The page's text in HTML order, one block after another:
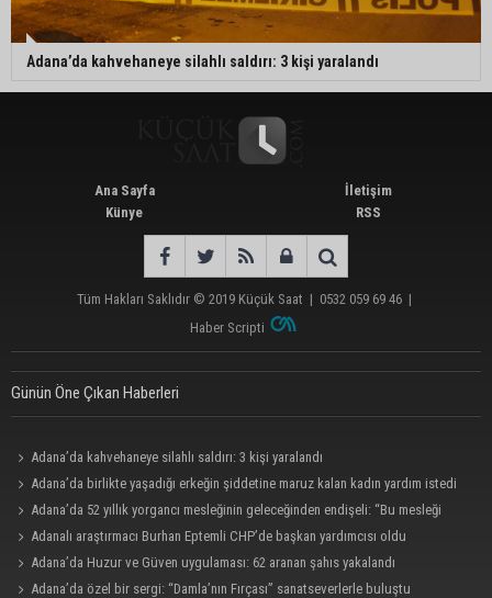
Adana’da kahvehaneye silahlı saldırı: 3 kişi yaralandı
Ana Sayfa
Künye
İletişim
RSS
Tüm Hakları Saklıdır © 2019 Küçük Saat | 0532 059 69 46 |
Haber Scripti
Günün Öne Çıkan Haberleri
Adana’da kahvehaneye silahlı saldırı: 3 kişi yaralandı
Adana’da birlikte yaşadığı erkeğin şiddetine maruz kalan kadın yardım istedi
Adana’da 52 yıllık yorgancı mesleğinin geleceğinden endişeli: “Bu mesleği
çocuğuma bile öğretemedim”
Adanalı araştırmacı Burhan Eptemli CHP’de başkan yardımcısı oldu
Adana’da Huzur ve Güven uygulaması: 62 aranan şahıs yakalandı
Adana’da özel bir sergi: “Damla’nın Fırçası” sanatseverlerle buluştu